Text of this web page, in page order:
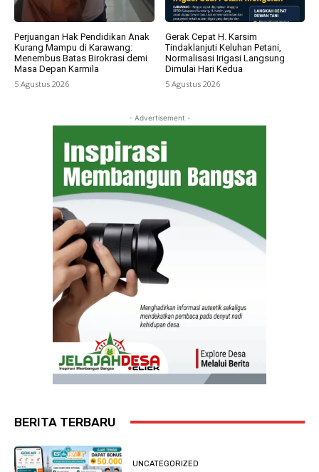
Perjuangan Hak Pendidikan Anak
Kurang Mampu di Karawang:
Menembus Batas Birokrasi demi
Masa Depan Karmila
5 Agustus 2026
Gerak Cepat H. Karsim
Tindaklanjuti Keluhan Petani,
Normalisasi Irigasi Langsung
Dimulai Hari Kedua
5 Agustus 2026
- Advertisement -
BERITA TERBARU
UNCATEGORIZED